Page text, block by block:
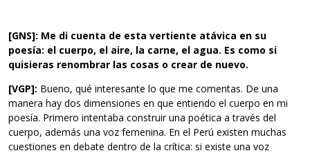
[GNS]: Me di cuenta de esta vertiente atávica en su
poesía: el cuerpo, el aire, la carne, el agua. Es como si
quisieras renombrar las cosas o crear de nuevo.
[VGP]: Bueno, qué interesante lo que me comentas. De una
manera hay dos dimensiones en que entiendo el cuerpo en mi
poesía. Primero intentaba construir una poética a través del
cuerpo, además una voz femenina. En el Perú existen muchas
cuestiones en debate dentro de la crítica: si existe una voz